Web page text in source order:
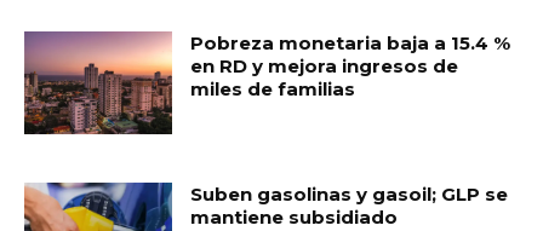
Pobreza monetaria baja a 15.4 %
en RD y mejora ingresos de
miles de familias
Suben gasolinas y gasoil; GLP se
mantiene subsidiado